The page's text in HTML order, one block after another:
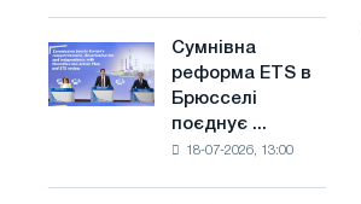
з
виробництва
низьковуглецевої
основі
Сумнівна
реформа
ETS
Сумнівна
реформа ETS в
Брюсселі
поєднує ...
18-07-2026, 13:00